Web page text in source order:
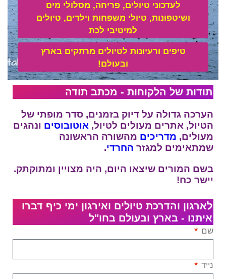
לעדכוני טיולים, פריחה, מסלולי מים
ושיטפונות, טיולי משפחות וילדים, טיולים
למיטיבי לכת
טיפים ורעיונות לטיולים מרתקים בארץ
ובעולם!
תודות של הלקוחות - מכתב תודה
הערכה גדולה על דיוק בזמנים, סדר מופתי של
הטיול, אתרים מעולים לטיול, אוטובוסים ונהגים
מעולים, מדריכים מהשורה הראשונה
שמתאימים למגזר החרדי.
בשם המורים שיצאו היום, היה מצויין ומתוקתק.
יישר כח!
לארגון והדרכת טיולים ואירגון ימי כיף דברו
איתנו - בארץ ובעולם בחו"ל
שם
נייד